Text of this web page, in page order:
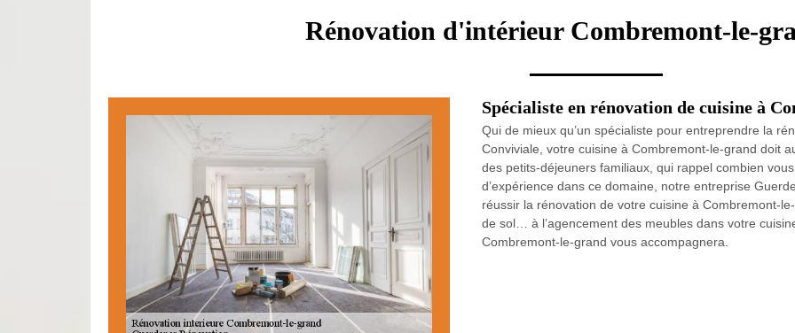
Rénovation d'intérieur Combremont-le-
Spécialiste en rénovation de cuisine à
Qui de mieux qu’un spécialiste pour entreprendre la
Conviviale, votre cuisine à Combremont-le-grand doit
des petits-déjeuners familiaux, qui rappel combien
d’expérience dans ce domaine, notre entreprise
réussir la rénovation de votre cuisine à Combremont-
de sol… à l’agencement des meubles dans votre
Combremont-le-grand vous accompagnera.